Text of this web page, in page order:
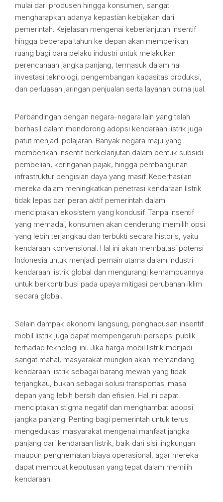
mulai dari produsen hingga konsumen, sangat
mengharapkan adanya kepastian kebijakan dari
pemerintah. Kejelasan mengenai keberlanjutan insentif
hingga beberapa tahun ke depan akan memberikan
ruang bagi para pelaku industri untuk melakukan
perencanaan jangka panjang, termasuk dalam hal
investasi teknologi, pengembangan kapasitas produksi,
dan perluasan jaringan penjualan serta layanan purna jual.
Perbandingan dengan negara-negara lain yang telah
berhasil dalam mendorong adopsi kendaraan listrik juga
patut menjadi pelajaran. Banyak negara maju yang
memberikan insentif berkelanjutan dalam bentuk subsidi
pembelian, keringanan pajak, hingga pembangunan
infrastruktur pengisian daya yang masif. Keberhasilan
mereka dalam meningkatkan penetrasi kendaraan listrik
tidak lepas dari peran aktif pemerintah dalam
menciptakan ekosistem yang kondusif. Tanpa insentif
yang memadai, konsumen akan cenderung memilih opsi
yang lebih terjangkau dan terbukti secara historis, yaitu
kendaraan konvensional. Hal ini akan membatasi potensi
Indonesia untuk menjadi pemain utama dalam industri
kendaraan listrik global dan mengurangi kemampuannya
untuk berkontribusi pada upaya mitigasi perubahan iklim
secara global.
Selain dampak ekonomi langsung, penghapusan insentif
mobil listrik juga dapat mempengaruhi persepsi publik
terhadap teknologi ini. Jika harga mobil listrik menjadi
sangat mahal, masyarakat mungkin akan memandang
kendaraan listrik sebagai barang mewah yang tidak
terjangkau, bukan sebagai solusi transportasi masa
depan yang lebih bersih dan efisien. Hal ini dapat
menciptakan stigma negatif dan menghambat adopsi
jangka panjang. Penting bagi pemerintah untuk terus
mengedukasi masyarakat mengenai manfaat jangka
panjang dari kendaraan listrik, baik dari sisi lingkungan
maupun penghematan biaya operasional, agar mereka
dapat membuat keputusan yang tepat dalam memilih
kendaraan.